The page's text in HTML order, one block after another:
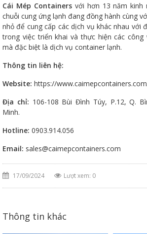
Cái Mép Containers với hơn 13 năm kinh
chuỗi cung ứng lạnh đang đồng hành cùng
nhỏ để cung cấp các dịch vụ khác nhau với
trong việc triển khai và thực hiện các công
mà đặc biệt là dịch vụ container lạnh.
Thông tin liên hệ:
Website: https://
Địa chỉ: 106-108 Bùi Đình Túy, P.12, Q.
Minh.
Hotline: 0903.914.056
Email: sales@caimepcontainers.com
17/09/2024 Lượt xem: 0
Thông tin khác